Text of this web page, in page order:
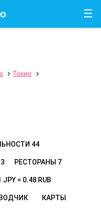
☰
 Токио

44
РЕСТОРАНЫ 7
JPY = 0.48 RUB
КАРТЫ